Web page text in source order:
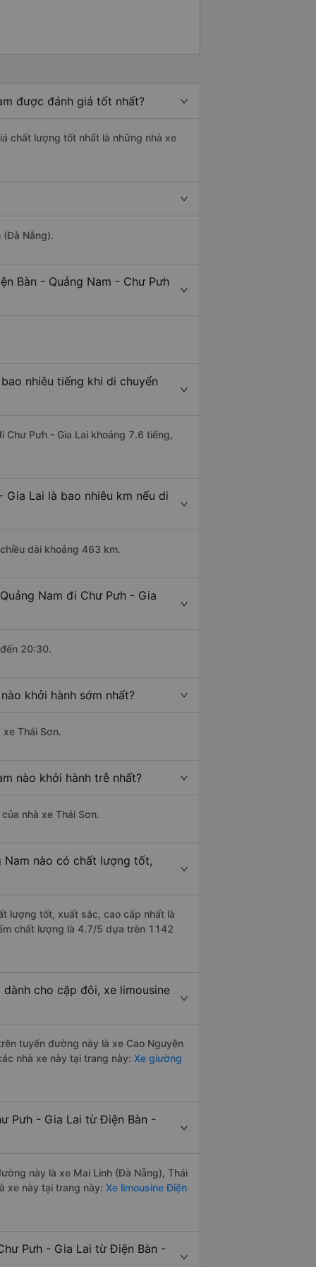
được đánh giá tốt nhất?
chất lượng tốt nhất là những nhà xe
(Đà Nẵng).
Bàn - Quảng Nam - Chư Pưh
nhiêu tiếng khi di chuyển
Chư Pưh - Gia Lai khoảng 7.6 tiếng,
Lai là bao nhiêu km nếu di
dài khoảng 463 km.
Nam đi Chư Pưh - Gia
20:30.
khởi hành sớm nhất?
Thái Sơn.
nào khởi hành trễ nhất?
nhà xe Thái Sơn.
Nam nào có chất lượng tốt,
lượng tốt, xuất sắc, cao cấp nhất là
chất lượng là 4.7/5 dựa trên 1142
cho cặp đôi, xe limousine
tuyến đường này là xe Cao Nguyên
nhà xe này tại trang này: Xe giường
Pưh - Gia Lai từ Điện Bàn -
này là xe Mai Linh (Đà Nẵng), Thái
xe này tại trang này: Xe limousine Điện
Pưh - Gia Lai từ Điện Bàn -